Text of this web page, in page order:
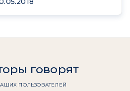
говорят
ПОЛЬЗОВАТЕЛЕЙ